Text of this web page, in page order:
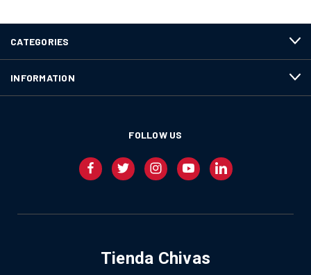
CATEGORIES
INFORMATION
FOLLOW US
Tienda Chivas